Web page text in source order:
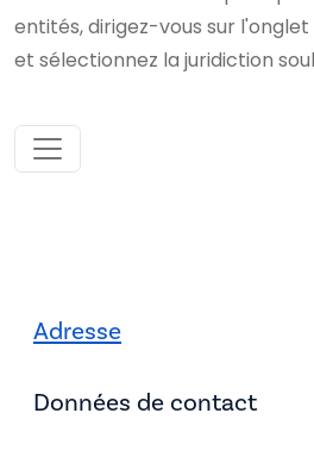
entités, dirigez-vous sur l'onglet
et sélectionnez la juridiction
Adresse
Données de contact